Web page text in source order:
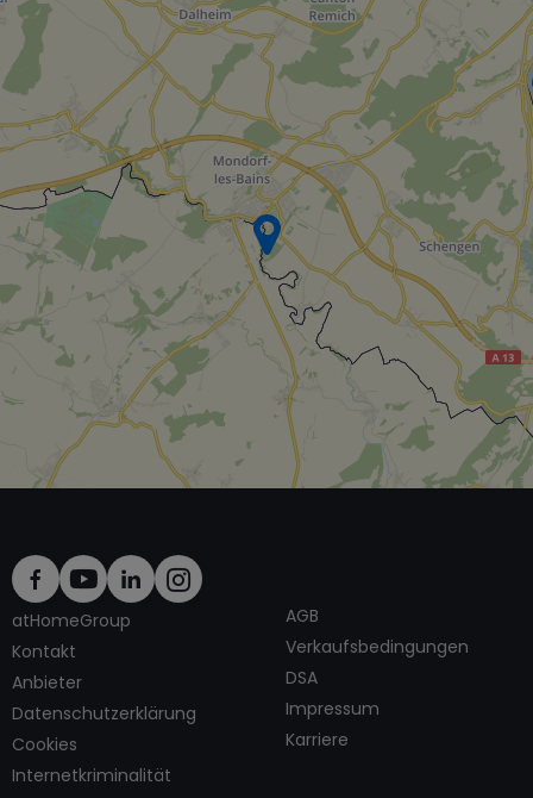
atHomeGroup
Kontakt
Anbieter
Datenschutzerklärung
Cookies
Internetkriminalität
AGB
Verkaufsbedingungen
DSA
Impressum
Karriere